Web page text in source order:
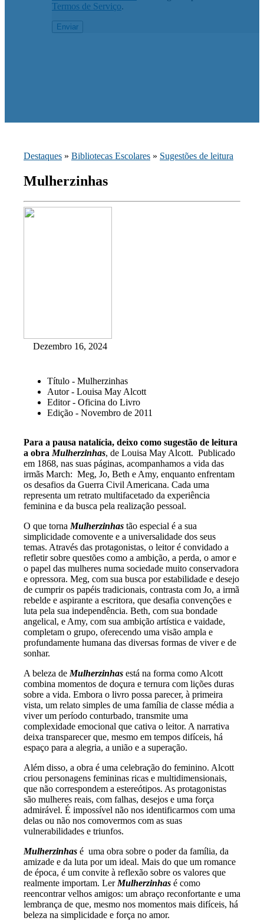
Termos de Serviço.
Destaques » Bibliotecas Escolares » Sugestões de leitura
Mulherzinhas
Dezembro 16, 2024
Título - Mulherzinhas
Autor - Louisa May Alcott
Editor - Oficina do Livro
Edição - Novembro de 2011
Para a pausa natalícia, deixo como sugestão de leitura
a obraMulherzinhas, de Louisa May Alcott. Publicado
em 1868, nas suas páginas, acompanhamos a vida das
irmãs March: Meg, Jo, Beth e Amy, enquanto enfrentam
os desafios da Guerra Civil Americana. Cada uma
representa um retrato multifacetado da experiência
feminina e da busca pela realização pessoal.
O que tornaMulherzinhas tão especial é a sua
simplicidade comovente e a universalidade dos seus
temas. Através das protagonistas, o leitor é convidado a
refletir sobre questões como a ambição, a perda, o amor e
o papel das mulheres numa sociedade muito conservadora
e opressora. Meg, com sua busca por estabilidade e desejo
de cumprir os papéis tradicionais, contrasta com Jo, a irmã
rebelde e aspirante a escritora, que desafia convenções e
luta pela sua independência. Beth, com sua bondade
angelical, e Amy, com sua ambição artística e vaidade,
completam o grupo, oferecendo uma visão ampla e
profundamente humana das diversas formas de viver e de
sonhar.
A beleza deMulherzinhas está na forma como Alcott
combina momentos de doçura e ternura com lições duras
sobre a vida. Embora o livro possa parecer, à primeira
vista, um relato simples de uma família de classe média a
viver um período conturbado, transmite uma
complexidade emocional que cativa o leitor. A narrativa
deixa transparecer que, mesmo em tempos difíceis, há
espaço para a alegria, a união e a superação.
Além disso, a obra é uma celebração do feminino. Alcott
criou personagens femininas ricas e multidimensionais,
que não correspondem a estereótipos. As protagonistas
são mulheres reais, com falhas, desejos e uma força
admirável. É impossível não nos identificarmos com uma
delas ou não nos comovermos com as suas
vulnerabilidades e triunfos.
Mulherzinhas é uma obra sobre o poder da família, da
amizade e da luta por um ideal. Mais do que um romance
de época, é um convite à reflexão sobre os valores que
realmente importam. LerMulherzinhas é como
reencontrar velhos amigos: um abraço reconfortante e uma
lembrança de que, mesmo nos momentos mais difíceis, há
beleza na simplicidade e força no amor.